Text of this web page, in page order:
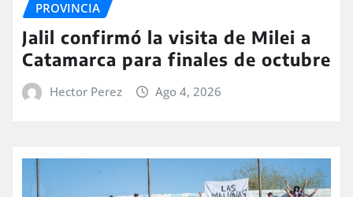
PROVINCIA
Jalil confirmó la visita de Milei a
Catamarca para finales de octubre
Hector Perez Ago 4, 2026